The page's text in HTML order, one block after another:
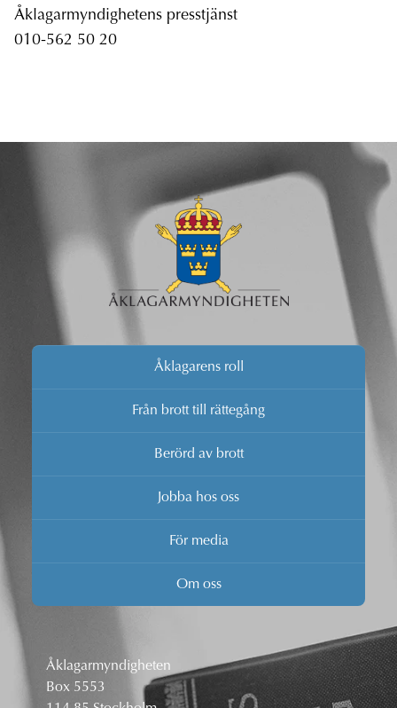
Åklagarmyndighetens presstjänst
010-562 50 20
Åklagarens roll
Från brott till rättegång
Berörd av brott
Jobba hos oss
För media
Om oss
Åklagarmyndigheten
Box 5553